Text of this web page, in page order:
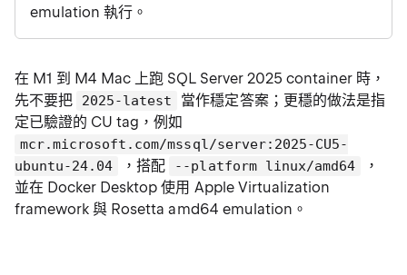
emulation 執行。
在 M1 到 M4 Mac 上跑 SQL Server 2025 container 時，
先不要把
2025-latest
當作穩定答案；更穩的做法是指
定已驗證的 CU tag，例如
mcr.microsoft.com/mssql/server:2025-CU5-
ubuntu-24.04
，搭配 --platform linux/amd64
，
並在 Docker Desktop 使用 Apple Virtualization
framework 與 Rosetta amd64 emulation。